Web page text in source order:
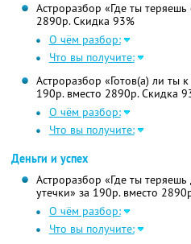
Астроразбор «Где ты
2890р. Скидка 93%
О чём разбор:
Что вы получите:
Астроразбор «Готов(а) ли ты
190р. вместо 2890р. Скидка
О чём разбор:
Что вы получите:
Деньги и успех
Астроразбор «Где ты
утечки» за 190р. вместо
О чём разбор:
Что вы получите: